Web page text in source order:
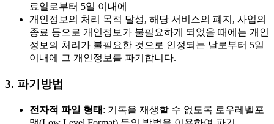
료일로부터 5일 이내에
개인정보의 처리 목적 달성, 해당 서비스의 폐지, 사업의
종료 등으로 개인정보가 불필요하게 되었을 때에는 개인
정보의 처리가 불필요한 것으로 인정되는 날로부터 5일
이내에 그 개인정보를 파기합니다.
3. 파기방법
전자적 파일 형태 : 기록을 재생할 수 없도록 로우레벨포